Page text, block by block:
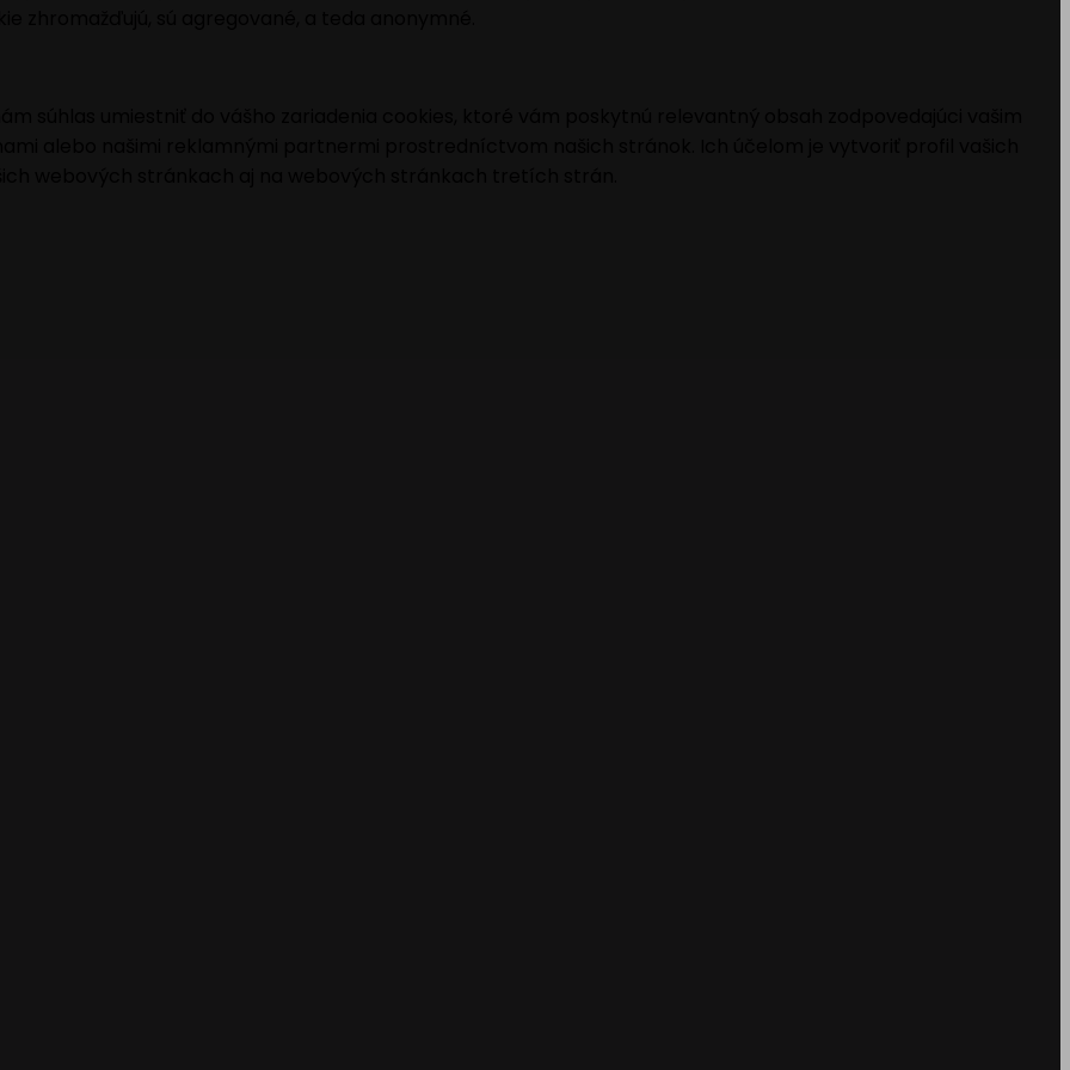
zhromažďujú, sú agregované, a teda anonymné.
súhlas umiestniť do vášho zariadenia cookies, ktoré vám poskytnú relevantný obsah zodpovedajúci vašim
alebo našimi reklamnými partnermi prostredníctvom našich stránok. Ich účelom je vytvoriť profil vašich
webových stránkach aj na webových stránkach tretích strán.